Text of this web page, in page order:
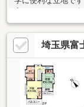
す・屋上（ルーフ
ガーデニングや子
ター練習等、 趣味
にフリースペース
客用にうれしい3
低差のないフラッ
の道路です
埼玉県富